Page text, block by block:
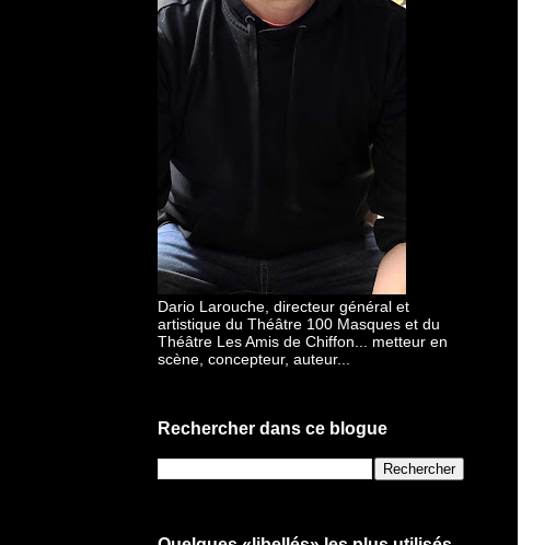
Dario Larouche, directeur général et
artistique du Théâtre 100 Masques et du
Théâtre Les Amis de Chiffon... metteur en
scène, concepteur, auteur...
Rechercher dans ce blogue